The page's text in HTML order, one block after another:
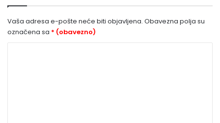
Vaša adresa e-pošte neće biti objavljena. Obavezna polja su
označena sa * (obavezno)